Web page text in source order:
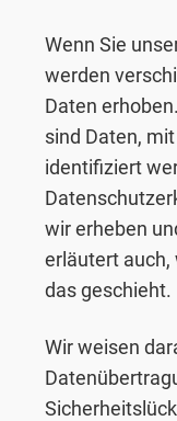
Wenn Sie
werden
Daten
sind Daten,
identifiziert
wir erheben
erläutert auch,
das geschieht.
Wir weisen